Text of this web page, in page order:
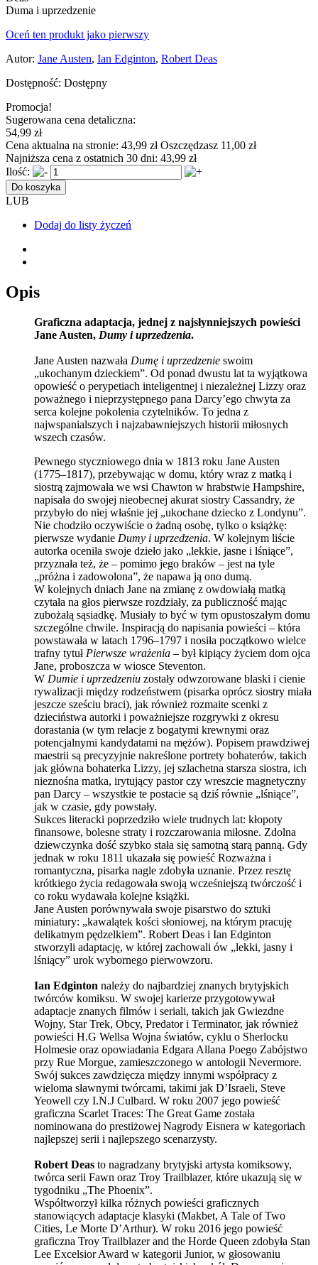
Duma i uprzedzenie
Oceń ten produkt jako pierwszy
Autor: Jane Austen, Ian Edginton, Robert Deas
Dostępność: Dostępny
Promocja!
Sugerowana cena detaliczna:
54,99 zł
Cena aktualna na stronie: 43,99 złOszczędzasz 11,00 zł
Najniższa cena z ostatnich 30 dni: 43,99 zł
Ilość:
Do koszyka
LUB
Dodaj do listy życzeń
Opis
Graficzna adaptacja, jednej z najsłynniejszych powieści
Jane Austen, Dumy i uprzedzenia.
Jane Austen nazwała Dumę i uprzedzenie swoim
„ukochanym dzieckiem”. Od ponad dwustu lat ta wyjątkowa
opowieść o perypetiach inteligentnej i niezależnej Lizzy oraz
poważnego i nieprzystępnego pana Darcy’ego chwyta za
serca kolejne pokolenia czytelników. To jedna z
najwspanialszych i najzabawniejszych historii miłosnych
wszech czasów.
Pewnego styczniowego dnia w 1813 roku Jane Austen
(1775–1817), przebywając w domu, który wraz z matką i
siostrą zajmowała we wsi Chawton w hrabstwie Hampshire,
napisała do swojej nieobecnej akurat siostry Cassandry, że
przybyło do niej właśnie jej „ukochane dziecko z Londynu”.
Nie chodziło oczywiście o żadną osobę, tylko o książkę:
pierwsze wydanie Dumy i uprzedzenia. W kolejnym liście
autorka oceniła swoje dzieło jako „lekkie, jasne i lśniące”,
przyznała też, że – pomimo jego braków – jest na tyle
„próżna i zadowolona”, że napawa ją ono dumą.
W kolejnych dniach Jane na zmianę z owdowiałą matką
czytała na głos pierwsze rozdziały, za publiczność mając
zubożałą sąsiadkę. Musiały to być w tym opustoszałym domu
szczególne chwile. Inspiracją do napisania powieści – która
powstawała w latach 1796–1797 i nosiła początkowo wielce
trafny tytuł Pierwsze wrażenia – był kipiący życiem dom ojca
Jane, proboszcza w wiosce Steventon.
W Dumie i uprzedzeniu zostały odwzorowane blaski i cienie
rywalizacji między rodzeństwem (pisarka oprócz siostry miała
jeszcze sześciu braci), jak również rozmaite scenki z
dzieciństwa autorki i poważniejsze rozgrywki z okresu
dorastania (w tym relacje z bogatymi krewnymi oraz
potencjalnymi kandydatami na mężów). Popisem prawdziwej
maestrii są precyzyjnie nakreślone portrety bohaterów, takich
jak główna bohaterka Lizzy, jej szlachetna starsza siostra, ich
nieznośna matka, irytujący pastor czy wreszcie magnetyczny
pan Darcy – wszystkie te postacie są dziś równie „lśniące”,
jak w czasie, gdy powstały.
Sukces literacki poprzedziło wiele trudnych lat: kłopoty
finansowe, bolesne straty i rozczarowania miłosne. Zdolna
dziewczynka dość szybko stała się samotną starą panną. Gdy
jednak w roku 1811 ukazała się powieść Rozważna i
romantyczna, pisarka nagle zdobyła uznanie. Przez resztę
krótkiego życia redagowała swoją wcześniejszą twórczość i
co roku wydawała kolejne książki.
Jane Austen porównywała swoje pisarstwo do sztuki
miniatury: „kawalątek kości słoniowej, na którym pracuję
delikatnym pędzelkiem”. Robert Deas i Ian Edginton
stworzyli adaptację, w której zachowali ów „lekki, jasny i
lśniący” urok wybornego pierwowzoru.
Ian Edginton należy do najbardziej znanych brytyjskich
twórców komiksu. W swojej karierze przygotowywał
adaptacje znanych filmów i seriali, takich jak Gwiezdne
Wojny, Star Trek, Obcy, Predator i Terminator, jak również
powieści H.G Wellsa Wojna światów, cyklu o Sherlocku
Holmesie oraz opowiadania Edgara Allana Poego Zabójstwo
przy Rue Morgue, zamieszczonego w antologii Nevermore.
Swój sukces zawdzięcza między innymi współpracy z
wieloma sławnymi twórcami, takimi jak D’Israeli, Steve
Yeowell czy I.N.J Culbard. W roku 2007 jego powieść
graficzna Scarlet Traces: The Great Game została
nominowana do prestiżowej Nagrody Eisnera w kategoriach
najlepszej serii i najlepszego scenarzysty.
Robert Deas to nagradzany brytyjski artysta komiksowy,
twórca serii Fawn oraz Troy Trailblazer, które ukazują się w
tygodniku „The Phoenix”.
Współtworzył kilka różnych powieści graficznych
stanowiących adaptacje klasyki (Makbet, A Tale of Two
Cities, Le Morte D’Arthur). W roku 2016 jego powieść
graficzna Troy Trailblazer and the Horde Queen zdobyła Stan
Lee Excelsior Award w kategorii Junior, w głosowaniu